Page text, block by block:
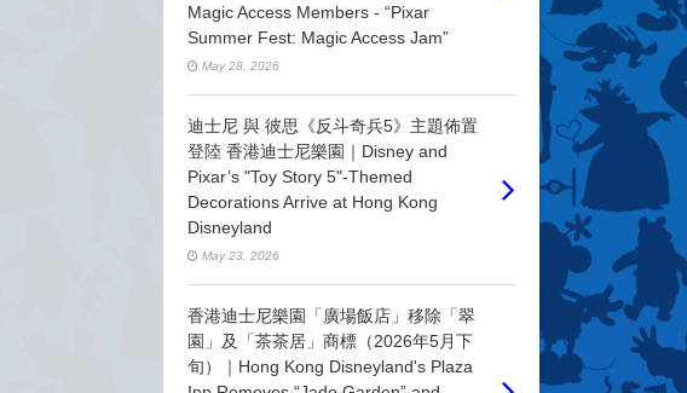
Magic Access Members - “Pixar
Summer Fest: Magic Access Jam”
May 28, 2026
迪士尼 與 彼思《反斗奇兵5》主題佈置
登陸 香港迪士尼樂園｜Disney and
Pixar’s "Toy Story 5"-Themed
Decorations Arrive at Hong Kong
Disneyland
May 23, 2026
香港迪士尼樂園「廣場飯店」移除「翠
園」及「茶茶居」商標（2026年5月下
旬）｜Hong Kong Disneyland's Plaza